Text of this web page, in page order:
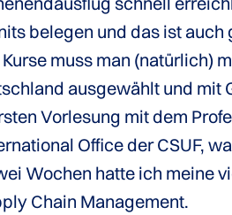
belegen und das ist
muss man (natürlich)
ausgewählt und mit
Vorlesung mit dem
Office der CSUF,
Wochen hatte ich meine
Chain Management.